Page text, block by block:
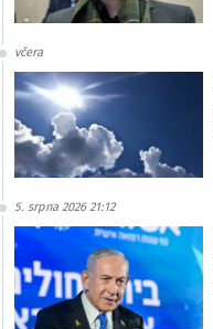
včera
5. srpna 2026 21:12